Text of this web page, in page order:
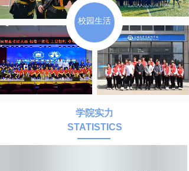
校园生活
学院实力
STATISTICS